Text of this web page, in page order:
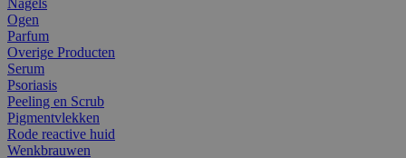
Ogen
Parfum
Overige Producten
Serum
Psoriasis
Peeling en Scrub
Pigmentvlekken
Rode reactive huid
Wenkbrauwen